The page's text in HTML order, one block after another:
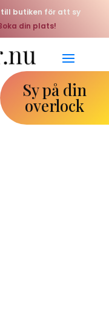
till butiken för att sy
din plats!
Sy på din
overlock